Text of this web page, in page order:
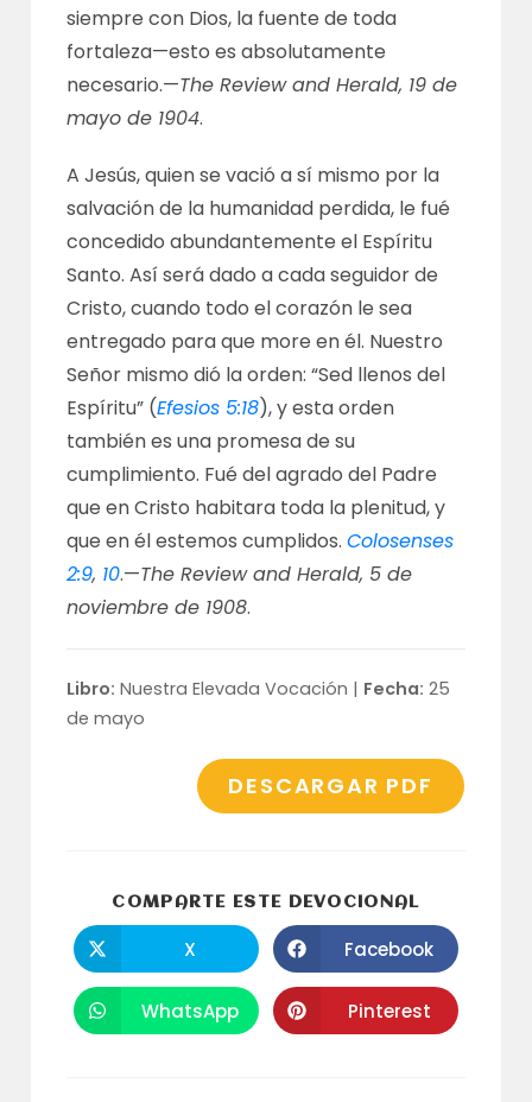
siempre con Dios, la fuente de toda
fortaleza—esto es absolutamente
necesario.—The Review and Herald, 19 de
mayo de 1904.
A Jesús, quien se vació a sí mismo por la
salvación de la humanidad perdida, le fué
concedido abundantemente el Espíritu
Santo. Así será dado a cada seguidor de
Cristo, cuando todo el corazón le sea
entregado para que more en él. Nuestro
Señor mismo dió la orden: “Sed llenos del
Espíritu” (Efesios 5:18), y esta orden
también es una promesa de su
cumplimiento. Fué del agrado del Padre
que en Cristo habitara toda la plenitud, y
que en él estemos cumplidos.Colosenses
2:9, 10.—The Review and Herald, 5 de
noviembre de 1908.
Libro: Nuestra Elevada Vocación | Fecha: 25
de mayo
DESCARGAR PDF
COMPARTE ESTE DEVOCIONAL
abre
en
una
nueva
ventana
X Se
abre
en
una
nueva
ventana
Facebook
Se
abre
WhatsApp Se
abre
Pinterest